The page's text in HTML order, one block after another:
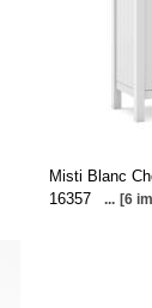
Misti Blanc
16357
... [6